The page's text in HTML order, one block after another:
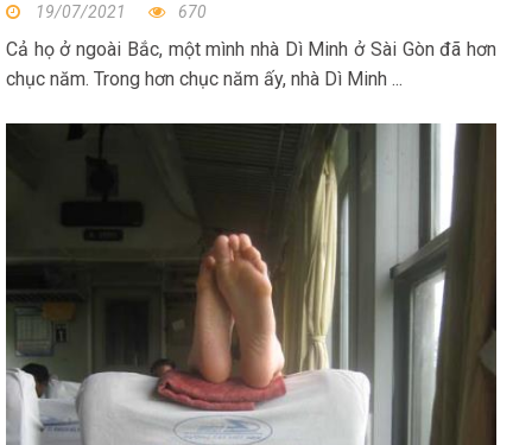
19/07/2021 670
Cả họ ở ngoài Bắc, một mình nhà Dì Minh ở Sài Gòn đã hơn
chục năm. Trong hơn chục năm ấy, nhà Dì Minh ...